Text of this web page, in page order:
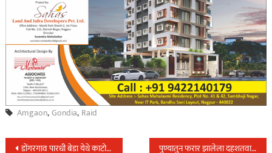
Amgaon,Gondia, Raid
डोंगरगाव पारधी बेडा येथे काटोल पोलिस स्टेशन व स्थानिक गुन्हे शाखेची दारुभट्टीवर वॅाशआऊट मोहीम…, पुण्यातुन फरार झालेला दहशतवादी आलम NIA च्या ताब्यात,